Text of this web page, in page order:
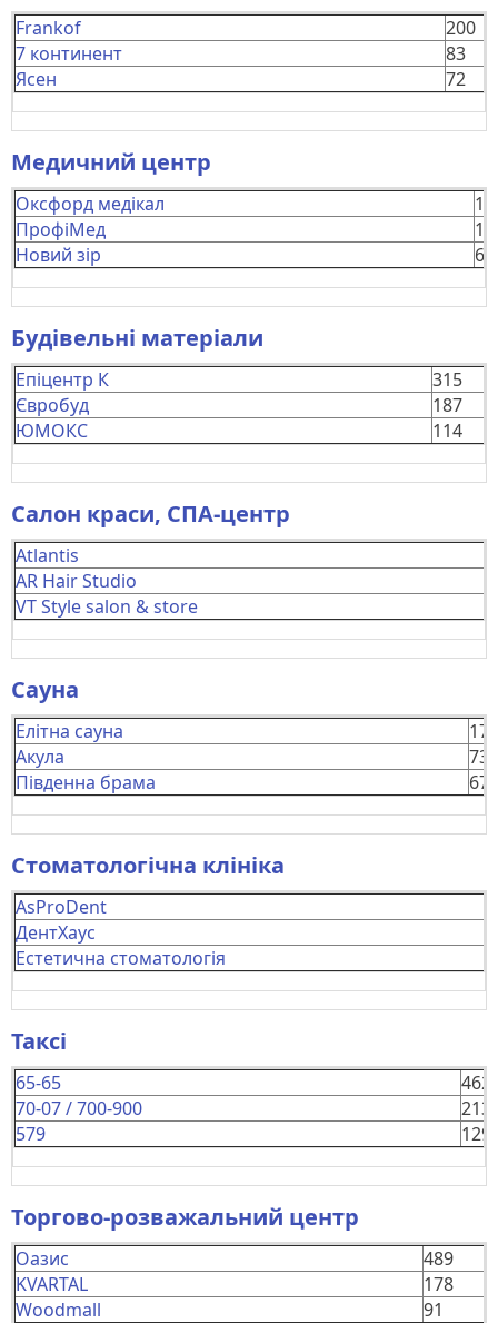
Frankof
200
7 континент
83
Ясен
72
Медичний центр
Оксфорд медікал
ПрофіМед
Новий зір
68
Будівельні матеріали
Епіцентр К
315
Євробуд
187
ЮМОКС
114
Салон краси, СПА-центр
Atlantis
AR Hair Studio
VT Style salon & store
Сауна
Елітна сауна
173
Акула
73
Південна брама
67
Стоматологічна клініка
AsProDent
ДентХаус
Естетична стоматологія
Таксі
65-65
462
70-07 / 700-900
213
579
129
Торгово-розважальний центр
Оазис
489
KVARTAL
178
Woodmall
91